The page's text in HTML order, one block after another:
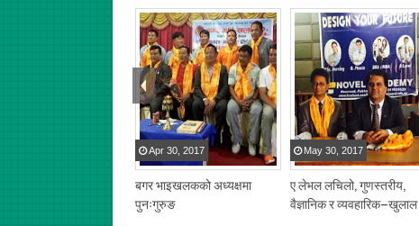
बगर भाइखलकको अध्यक्षमा
पुनःगुरुङ
Apr 30 2017
ए लेभल लचिलो, गुणस्तरीय,
वैज्ञानिक र व्यवहारिक–खुलाल
May 30 2017